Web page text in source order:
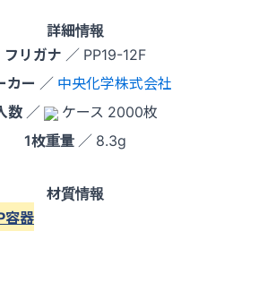
詳細情報
フリガナ ／ PP19-12F
カー ／ 中央化学株式会社
数／
ケース 2000枚
1枚重量 ／ 8.3g
材質情報
容器